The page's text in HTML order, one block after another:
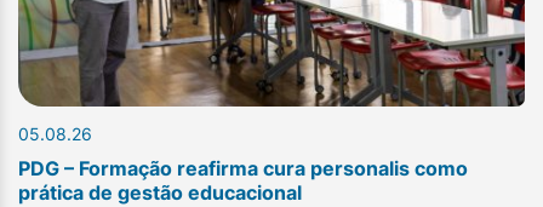
05.08.26
PDG – Formação reafirma cura personalis como
prática de gestão educacional